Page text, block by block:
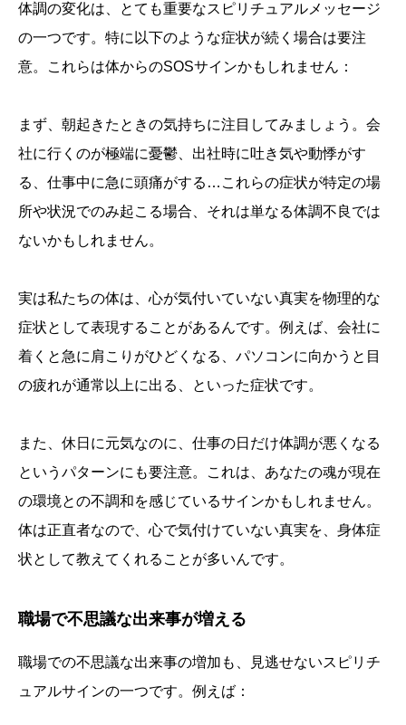
体調の変化は、とても重要なスピリチュアルメッセージ
の一つです。特に以下のような症状が続く場合は要注
意。これらは体からのSOSサインかもしれません：
まず、朝起きたときの気持ちに注目してみましょう。会
社に行くのが極端に憂鬱、出社時に吐き気や動悸がす
る、仕事中に急に頭痛がする…これらの症状が特定の場
所や状況でのみ起こる場合、それは単なる体調不良では
ないかもしれません。
実は私たちの体は、心が気付いていない真実を物理的な
症状として表現することがあるんです。例えば、会社に
着くと急に肩こりがひどくなる、パソコンに向かうと目
の疲れが通常以上に出る、といった症状です。
また、休日に元気なのに、仕事の日だけ体調が悪くなる
というパターンにも要注意。これは、あなたの魂が現在
の環境との不調和を感じているサインかもしれません。
体は正直者なので、心で気付けていない真実を、身体症
状として教えてくれることが多いんです。
職場で不思議な出来事が増える
職場での不思議な出来事の増加も、見逃せないスピリチ
ュアルサインの一つです。例えば：